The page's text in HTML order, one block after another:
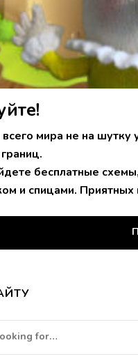
мира не на шутку
бесплатные
и спицами. Приятных